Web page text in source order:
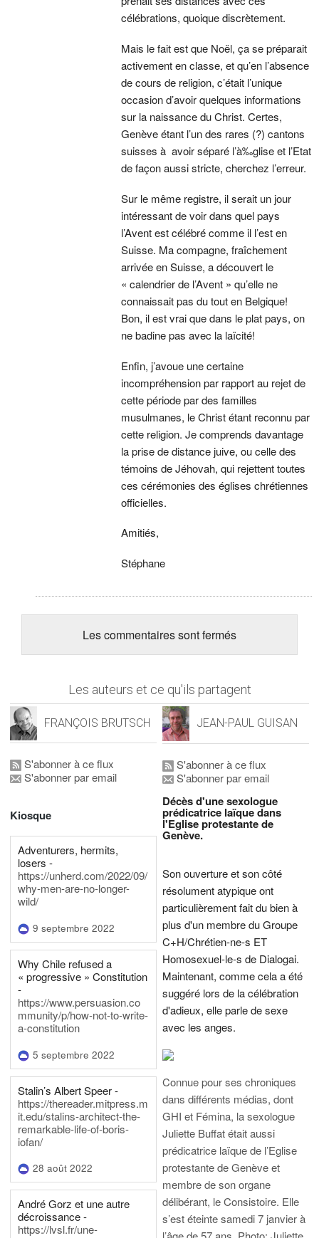
célébrations, quoique discrètement.
Mais le fait est que Noël, ça se préparait
activement en classe, et qu’en l’absence
de cours de religion, c’était l’unique
occasion d’avoir quelques informations
sur la naissance du Christ. Certes,
Genève étant l’un des rares (?) cantons
suisses à avoir séparé l’à‰glise et l’Etat
de façon aussi stricte, cherchez l’erreur.
Sur le même registre, il serait un jour
intéressant de voir dans quel pays
l’Avent est célébré comme il l’est en
Suisse. Ma compagne, fraîchement
arrivée en Suisse, a découvert le
« calendrier de l’Avent » qu’elle ne
connaissait pas du tout en Belgique!
Bon, il est vrai que dans le plat pays, on
ne badine pas avec la laïcité!
Enfin, j’avoue une certaine
incompréhension par rapport au rejet de
cette période par des familles
musulmanes, le Christ étant reconnu par
cette religion. Je comprends davantage
la prise de distance juive, ou celle des
témoins de Jéhovah, qui rejettent toutes
ces cérémonies des églises chrétiennes
officielles.
Amitiés,
Stéphane
Les commentaires sont fermés
Les auteurs et ce qu'ils partagent
FRANÇOIS BRUTSCH
S'abonner à ce flux
S'abonner par email
Kiosque
Adventurers, hermits,
losers -
https://unherd.com/2022/09/
why-men-are-no-longer-
wild/
9 septembre 2022
Why Chile refused a
« progressive » Constitution
-
https://www.persuasion.co
mmunity/p/how-not-to-write-
a-constitution
5 septembre 2022
Stalin’s Albert Speer -
https://thereader.mitpress.m
it.edu/stalins-architect-the-
remarkable-life-of-boris-
iofan/
28 août 2022
André Gorz et une autre
décroissance -
https://lvsl.fr/une-
JEAN-PAUL GUISAN
S'abonner à ce flux
S'abonner par email
Décès d'une sexologue
prédicatrice laïque dans
l'Eglise protestante de
Genève.
Son ouverture et son côté
résolument atypique ont
particulièrement fait du bien à
plus d'un membre du Groupe
C+H/Chrétien-ne-s ET
Homosexuel-le-s de Dialogai.
Maintenant, comme cela a été
suggéré lors de la célébration
d'adieux, elle parle de sexe
avec les anges.
Connue pour ses chroniques
dans différents médias, dont
GHI et Fémina, la sexologue
Juliette Buffat était aussi
prédicatrice laïque de l’Eglise
protestante de Genève et
membre de son organe
délibérant, le Consistoire. Elle
s’est éteinte samedi 7 janvier à